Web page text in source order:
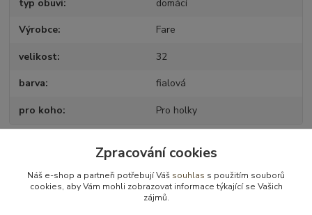
typ obuvi domácí
Výrobce Fare
velikost 32
barva fialová
pro koho Pro holky
Zboží zařazeno v kategoriích
Obuv domácí
Zpracování cookies
Náš e-shop a partneři potřebují Váš souhlas s použitím souborů
cookies, aby Vám mohli zobrazovat informace týkající se Vašich
zájmů.